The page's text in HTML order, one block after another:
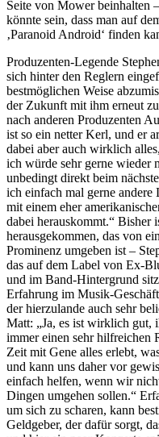
Seite von Mower beinhalten
könnte sein, dass man auf
‚Paranoid Android‘ finden
Produzenten-Legende
sich hinter den Reglern
bestmöglichen Weise
der Zukunft mit ihm erneut
nach anderen Produzenten
ist so ein netter Kerl, und er
dabei aber auch wirklich
ich würde sehr gerne wieder
unbedingt direkt beim
ich einfach mal gerne andere
mit einem eher
dabei herauskommt.“ Bisher
herausgekommen, das von
Prominenz umgeben ist –
das auf dem Label von Ex-
und im Band-Hintergrund
Erfahrung im Musik-
der hierzulande auch sehr
Matt: „Ja, es ist wirklich gut,
immer einen sehr hilfreichen
Zeit mit Gene alles erlebt,
und kann uns daher vor
einfach helfen, wenn wir
Dingen umgehen sollen.“
um sich zu scharen, kann
Geldgeber, der dafür sorgt,